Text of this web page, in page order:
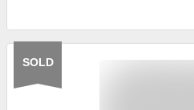
SOLD